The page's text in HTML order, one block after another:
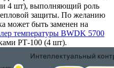
4 шт), выполняющий роль
защиты. По желанию
может быть заменен на
температуры BWDK 5700
РТ-100 (4 шт).